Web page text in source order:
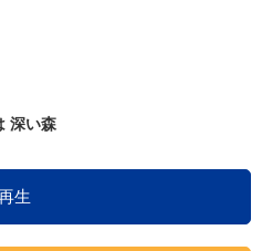
ランキングなど
報をチェック！
深い森
生